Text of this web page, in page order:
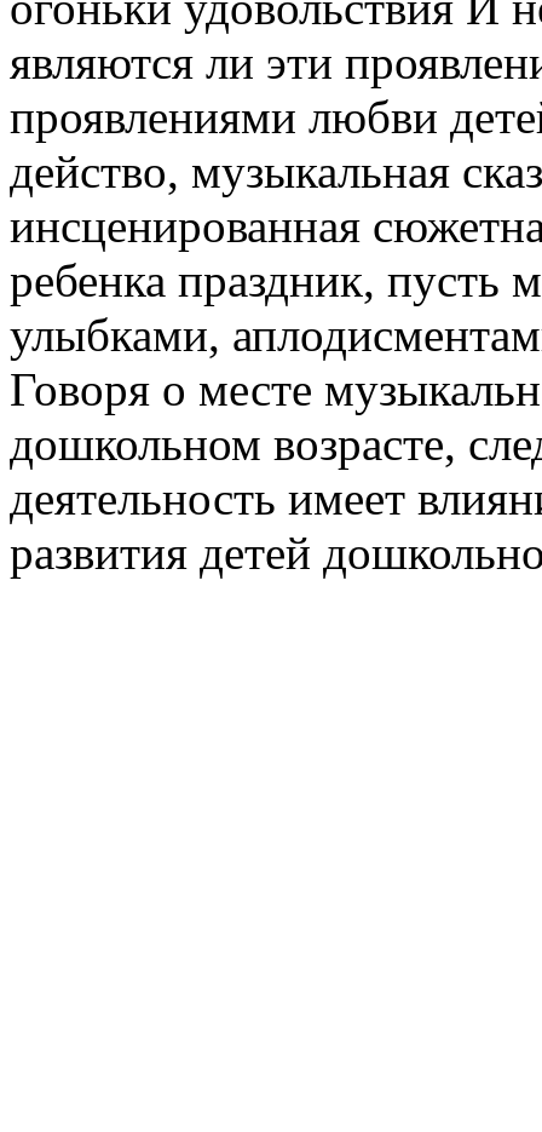
являются ли эти
проявлениями любви
действо, музыкальная
инсценированная
ребенка праздник, пусть
улыбками,
Говоря о месте
дошкольном возрасте,
деятельность имеет
развития детей